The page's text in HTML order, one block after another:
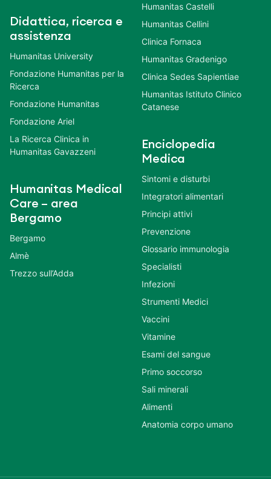
Didattica, ricerca e
assistenza
Humanitas University
Fondazione Humanitas per la
Ricerca
Fondazione Humanitas
Fondazione Ariel
La Ricerca Clinica in
Humanitas Gavazzeni
Humanitas Medical
Care – area
Bergamo
Bergamo
Almè
Trezzo sull’Adda
Humanitas Castelli
Humanitas Cellini
Clinica Fornaca
Humanitas Gradenigo
Clinica Sedes Sapientiae
Humanitas Istituto Clinico
Catanese
Enciclopedia
Medica
Sintomi e disturbi
Integratori alimentari
Principi attivi
Prevenzione
Glossario immunologia
Specialisti
Infezioni
Strumenti Medici
Vaccini
Vitamine
Esami del sangue
Primo soccorso
Sali minerali
Alimenti
Anatomia corpo umano